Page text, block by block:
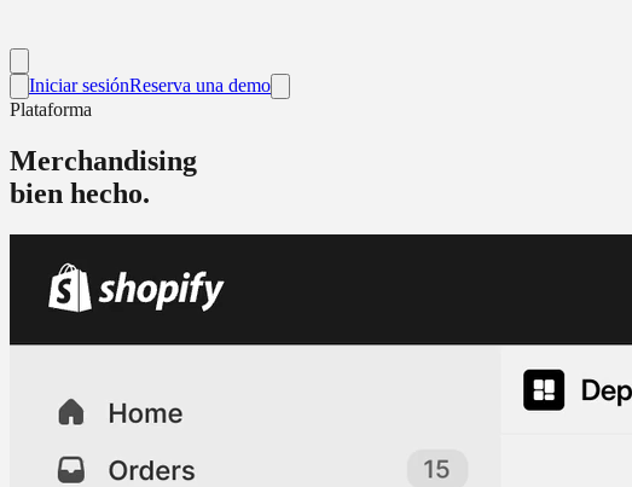
Iniciar sesiónReserva una demo
Plataforma
Merchandising
bien hecho.